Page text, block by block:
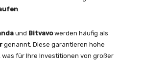
und Bitvavowerden häufig als
genannt. Diese garantieren hohe
für Ihre Investitionen von großer